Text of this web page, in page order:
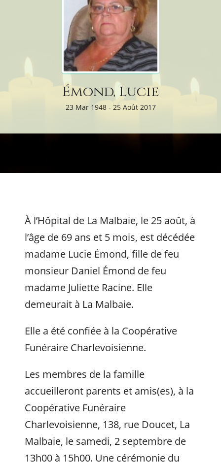
Émond, Lucie
23 Mar 1948 - 25 Août 2017
À l’Hôpital de La Malbaie, le 25 août, à
l’âge de 69 ans et 5 mois, est décédée
madame Lucie Émond, fille de feu
monsieur Daniel Émond de feu
madame Juliette Racine. Elle
demeurait à La Malbaie.
Elle a été confiée à la Coopérative
Funéraire Charlevoisienne.
Les membres de la famille
accueilleront parents et amis(es), à la
Coopérative Funéraire
Charlevoisienne, 138, rue Doucet, La
Malbaie, le samedi, 2 septembre de
13h00 à 15h00. Une cérémonie du